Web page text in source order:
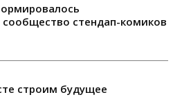
стендап-комиков
строим будущее